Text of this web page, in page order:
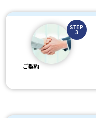
STEP
3
ご契約